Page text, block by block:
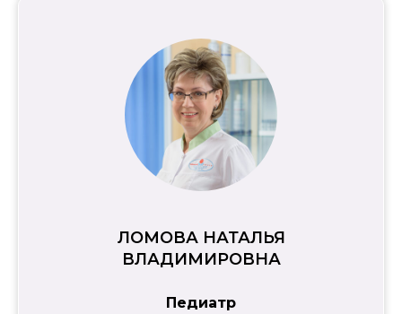
ЛОМОВА НАТАЛЬЯ
ВЛАДИМИРОВНА
Педиатр